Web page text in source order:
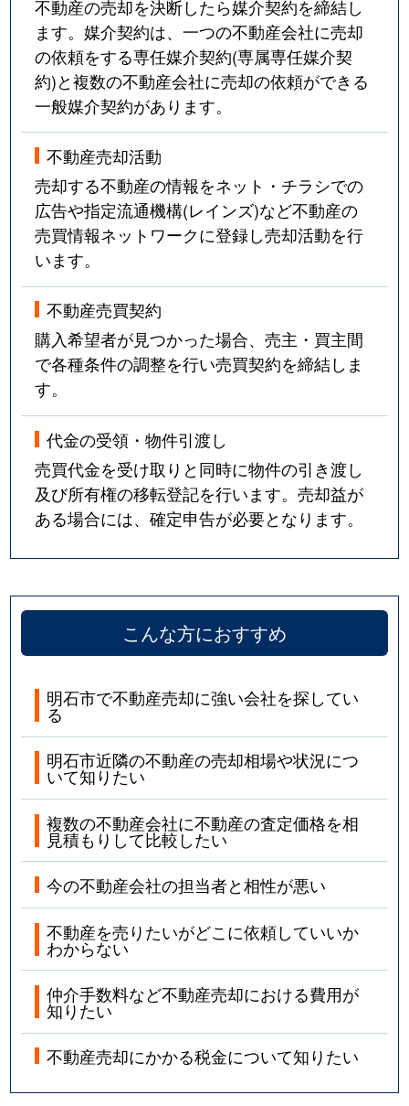
東人丸町
5,000万円
大蔵谷
東藤江
120万円
西明石
東藤江
450万円
東藤江
東藤江
3,500万円
西明石
東藤江
200万円
藤江
藤江
1,200万円
西明石
藤江
藤江
2,100万円
藤江
1,100万円
藤江
藤江
300万円
藤江
藤江
3,800万円
藤江
藤江
3,300万円
藤江
3,600万円
藤江
2,800万円
藤江
藤江
4,400万円
藤江
藤が丘
藤が丘
3,300万円
藤江
藤が丘
1,500万円
藤江
二見町
1,200万円
土山
二見町
二見町
3,700万円
土山
二見町
3,200万円
西二見
不動産の売却を決断したら媒介契約を締結し
ます。媒介契約は、一つの不動産会社に売却
の依頼をする専任媒介契約(専属専任媒介契
約)と複数の不動産会社に売却の依頼ができる
一般媒介契約があります。
不動産売却活動
売却する不動産の情報をネット・チラシでの
広告や指定流通機構(レインズ)など不動産の
売買情報ネットワークに登録し売却活動を行
います。
不動産売買契約
購入希望者が見つかった場合、売主・買主間
で各種条件の調整を行い売買契約を締結しま
す。
代金の受領・物件引渡し
売買代金を受け取りと同時に物件の引き渡し
及び所有権の移転登記を行います。売却益が
ある場合には、確定申告が必要となります。
こんな方におすすめ
明石市で不動産売却に強い会社を探してい
る
明石市近隣の不動産の売却相場や状況につ
いて知りたい
複数の不動産会社に不動産の査定価格を相
見積もりして比較したい
今の不動産会社の担当者と相性が悪い
不動産を売りたいがどこに依頼していいか
わからない
仲介手数料など不動産売却における費用が
知りたい
不動産売却にかかる税金について知りたい